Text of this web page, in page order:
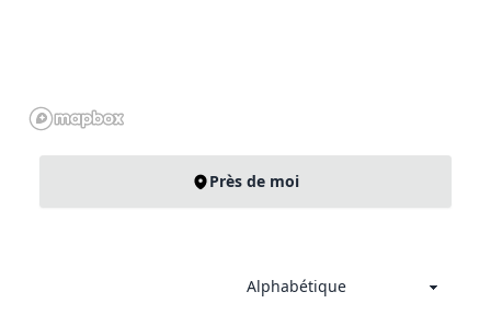
Près de moi